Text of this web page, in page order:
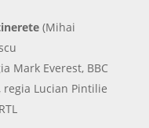
(Mihai
Mark Everest, BBC
regia Lucian Pintilie